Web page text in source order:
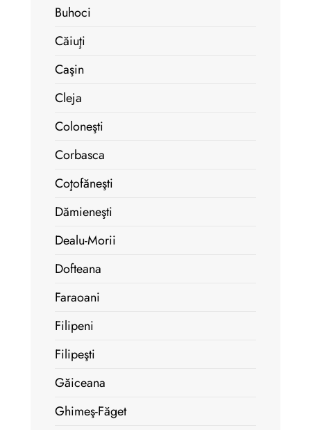
Buhoci
Căiuţi
Caşin
Cleja
Coloneşti
Corbasca
Coţofăneşti
Dămieneşti
Dealu-Morii
Dofteana
Faraoani
Filipeni
Filipeşti
Găiceana
Ghimeş-Făget